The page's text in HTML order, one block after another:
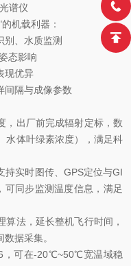
谱仪
机载利器：
别、水质监测
态影响
现优异
间隔与成像参数
，出厂前完成辐射定标，数
水体叶绿素浓度），满足科
实时图传、 GPS定位与GI
可同步监测温度信息，满足
法，延长整机飞行时间，
据采集。
，可在-20℃~50℃宽温域稳